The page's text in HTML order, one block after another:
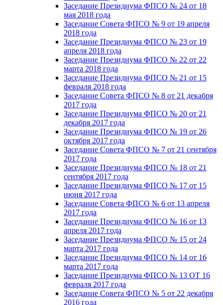
Заседание Президиума ФПСО № 24 от 18
мая 2018 года
Заседание Совета ФПСО № 9 от 19 апреля
2018 года
Заседание Президиума ФПСО № 23 от 19
апреля 2018 года
Заседание Президиума ФПСО № 22 от 22
марта 2018 года
Заседание Президиума ФПСО № 21 от 15
февраля 2018 года
Заседание Совета ФПСО № 8 от 21 декабря
2017 года
Заседание Президиума ФПСО № 20 от 21
декабря 2017 года
Заседание Президиума ФПСО № 19 от 26
октября 2017 года
Заседание Совета ФПСО № 7 от 21 сентября
2017 года
Заседание Президиума ФПСО № 18 от 21
сентября 2017 года
Заседание Президиума ФПСО № 17 от 15
июня 2017 года
Заседание Совета ФПСО № 6 от 13 апреля
2017 года
Заседание Президиума ФПСО № 16 от 13
апреля 2017 года
Заседание Президиума ФПСО № 15 от 24
марта 2017 года
Заседание Президиума ФПСО № 14 от 16
марта 2017 года
Заседание Президиума ФПСО № 13 ОТ 16
февраля 2017 года
Заседание Совета ФПСО № 5 от 22 декабря
2016 года